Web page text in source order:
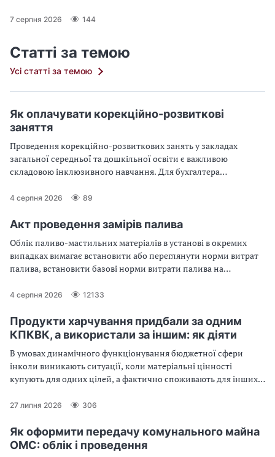
7 серпня 2026 144
Статті за темою
Усі статті за темою
Як оплачувати корекційно-розвиткові
заняття
Проведення корекційно-розвиткових занять у закладах
загальної середньої та дошкільної освіти є важливою
складовою інклюзивного навчання. Для бухгалтера
уваги, адже фінансування здійснюється за рахунок цільових
розрахункових нюансів
4 серпня 2026 89
Акт проведення замірів палива
Облік паливо-мастильних матеріалів в установі в окремих
випадках вимагає встановити або переглянути норми витрат
палива, встановити базові норми витрати палива на
установлені норми, а також проконтролювати фактичне його
витрачання палива автомобілем чи іншим транспортним або
технічним (наприклад, генератор) засобом. За його
палива. Розглянемо це детальніше
4 серпня 2026 12133
Продукти харчування придбали за одним
КПКВК, а використали за іншим: як діяти
В умовах динамічного функціонування бюджетної сфери
інколи виникають ситуації, коли матеріальні цінності
купують для одних цілей, а фактично споживають для інших.
освіти, охорони здоров’я чи соціального захисту.
програмним кодом видатків може призвести до суттєвих
фінансових санкцій. Докладніше про визначення КПКВК,
27 липня 2026 306
Як оформити передачу комунального майна
ОМС: облік і проведення